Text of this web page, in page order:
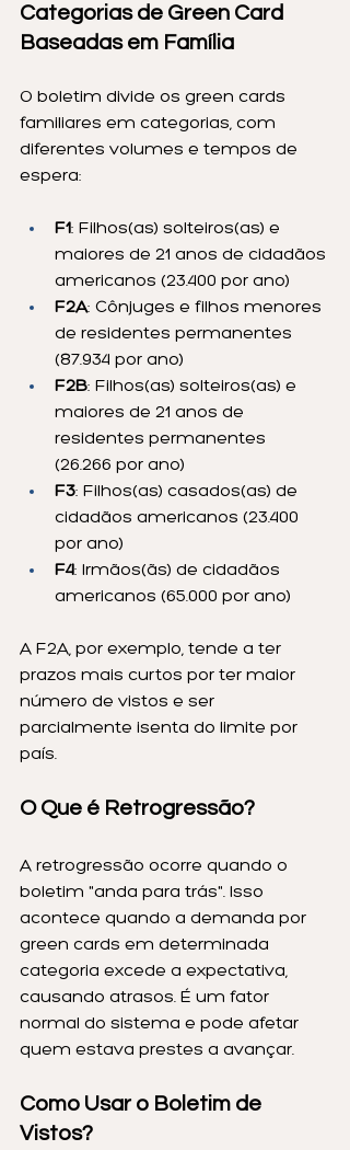
Categorias de Green Card
Baseadas em Família
O boletim divide os green cards
familiares em categorias, com
diferentes volumes e tempos de
espera:
F1: Filhos(as) solteiros(as) e
maiores de 21 anos de cidadãos
americanos (23.400 por ano)
F2A: Cônjuges e filhos menores
de residentes permanentes
(87.934 por ano)
F2B: Filhos(as) solteiros(as) e
maiores de 21 anos de
residentes permanentes
(26.266 por ano)
F3: Filhos(as) casados(as) de
cidadãos americanos (23.400
por ano)
F4: Irmãos(ãs) de cidadãos
americanos (65.000 por ano)
A F2A, por exemplo, tende a ter
prazos mais curtos por ter maior
número de vistos e ser
parcialmente isenta do limite por
país.
O Que é Retrogressão?
A retrogressão ocorre quando o
boletim "anda para trás". Isso
acontece quando a demanda por
green cards em determinada
categoria excede a expectativa,
causando atrasos. É um fator
normal do sistema e pode afetar
quem estava prestes a avançar.
Como Usar o Boletim de
Vistos?